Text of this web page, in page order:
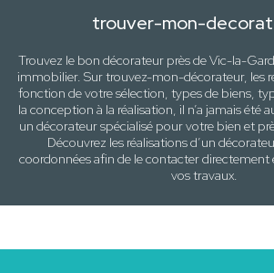
trouver-mon-
Trouvez le bon décorateur près deVic-la-
immobilier. Sur trouvez-mon-décorateur, les
fonction de votre sélection, types de biens,
la conception à la réalisation, il n’a jamais été
un décorateur spécialisé pour votre bien et
Découvrez les réalisations d’un
coordonnées afin de le contacter
vos travaux.